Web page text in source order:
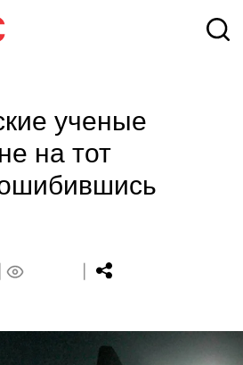
ученые
на тот